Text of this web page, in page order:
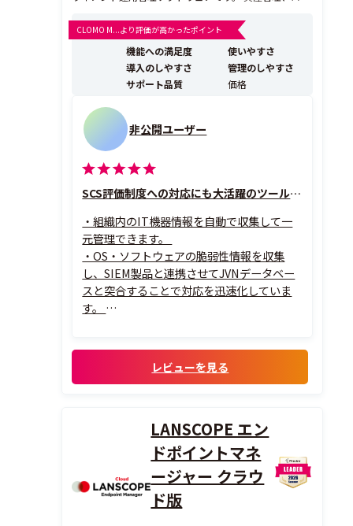
ト）など、情報セキュリティ対策やIT資産管理、PCの運
用管理、およびテレワークを支援する機能を搭載してい
ます。 IaaSでもご利用可能なオンプ...
CLOMO M...より評価が高かったポイント
機能への満足度
使いやすさ
導入のしやすさ
管理のしやすさ
サポート品質
価格
非公開ユーザー
SCS評価制度への対応にも大活躍のツールです
・組織内のIT機器情報を自動で収集して一
元管理できます。
・OS・ソフトウェアの脆弱性情報を収集
し、SIEM製品と連携させてJVNデータベー
スと突合することで対応を迅速化していま
す。
・起動・終了時間をもとにした実労働時間
の可視化機能もサービス残業防止などに役
レビューを見る
LANSCOPE エン
ドポイントマネ
ージャー クラウ
ド版